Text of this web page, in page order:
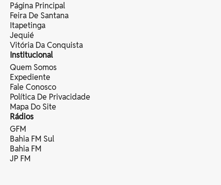
Página Principal
Feira De Santana
Itapetinga
Jequié
Vitória Da Conquista
Institucional
Quem Somos
Expediente
Fale Conosco
Política De Privacidade
Mapa Do Site
Rádios
GFM
Bahia FM Sul
Bahia FM
JP FM